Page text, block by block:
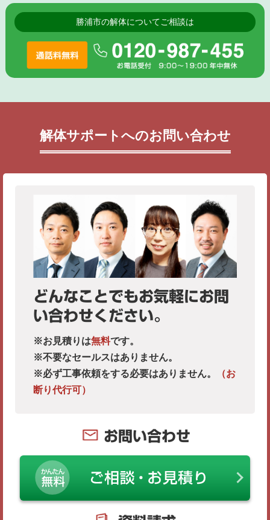
勝浦市の解体についてご相談は
解体サポートへのお問い合わせ
どんなことでもお気軽にお問
い合わせください。
※お見積りは無料です。
※不要なセールスはありません。
※必ず工事依頼をする必要はありません。
（お
断り代行可）
お問い合わせ